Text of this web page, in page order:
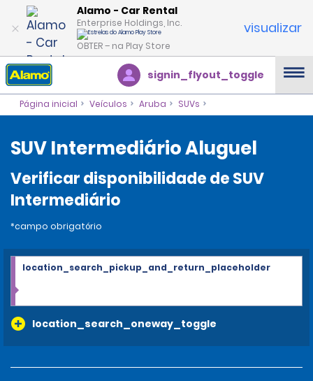
Alamo - Car Rental
Enterprise Holdings, Inc.
OBTER – na Play Store
visualizar
signin_flyout_toggle
Página inicial Veículos Aruba SUVs
SUV Intermediário Aluguel
Verificar disponibilidade de SUV
Intermediário
*campo obrigatório
location_search_oneway_toggle
location_search_pickup_and_return_placeholder